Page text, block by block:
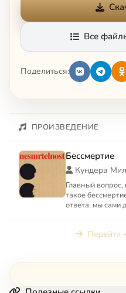
Все
Поделиться:
ПРОИЗВЕДЕНИЕ
Бессмертие
Кундера
Главный
такое
ответа: мы сами
Перейти